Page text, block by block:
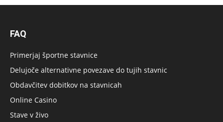
FAQ
Primerjaj športne stavnice
Delujoče alternativne povezave do tujih stavnic
Obdavčitev dobitkov na stavnicah
Online Casino
Stave v živo